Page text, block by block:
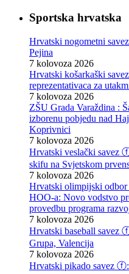
Sportska hrvatska
Hrvatski nogometni
Pejina
7 kolovoza 2026
Hrvatski košarkaški
reprezentativaca za
7 kolovoza 2026
ZŠU Grada Varaždina :
izborenu pobjedu nad
Koprivnici
7 kolovoza 2026
Hrvatski veslački savez
skifu na Svjetskom
7 kolovoza 2026
Hrvatski olimpijski odbor
HOO-a: Novo vodstvo
provedbu programa
7 kolovoza 2026
Hrvatski baseball savez
Grupa, Valencija
7 kolovoza 2026
Hrvatski pikado savez